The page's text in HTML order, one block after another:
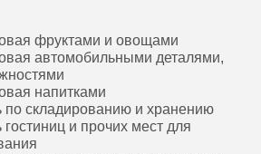
фруктами и овощами
автомобильными деталями,
напитками
по складированию и хранению
и прочих мест для